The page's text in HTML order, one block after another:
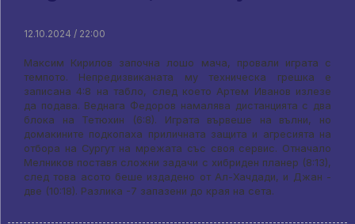
12.10.2024 / 22:00
Максим Кирилов започна лошо мача, провали играта с
темпото. Непредизвиканата му техническа грешка е
записана 4:8 на табло, след което Артем Иванов излезе
да подава. Веднага Федоров намалява дистанцията с два
блока на Тетюхин (6:8). Играта вървеше на вълни, но
домакините подкопаха приличната защита и агресията на
отбора на Сургут на мрежата със своя сервис. Отначало
Мелников поставя сложни задачи с хибриден планер (8:13),
след това асото беше издадено от Ал-Хачдади, и Джан -
две (10:18). Разлика -7 запазени до края на сета.